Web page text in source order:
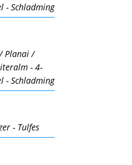
- Schladming
Planai /
- 4-
- Schladming
- Tulfes